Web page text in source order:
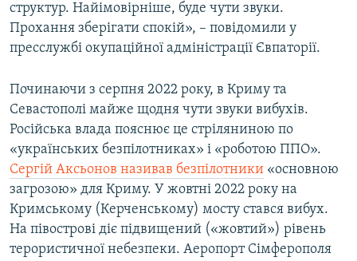
структур. Найімовірніше, буде чути звуки.
Прохання зберігати спокій», – повідомили у
пресслужбі окупаційної адміністрації Євпаторії.
Починаючи з серпня 2022 року, в Криму та
Севастополі майже щодня чути звуки вибухів.
Російська влада пояснює це стріляниною по
«українських безпілотниках» і «роботою ППО».
Сергій Аксьонов називав безпілотники «основною
загрозою» для Криму. У жовтні 2022 року на
Кримському (Керченському) мосту стався вибух.
На півострові діє підвищений («жовтий») рівень
терористичної небезпеки. Аеропорт Сімферополя